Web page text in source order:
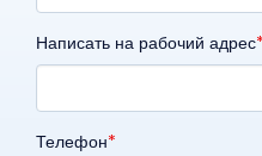
Написать на рабочий адрес
Телефон